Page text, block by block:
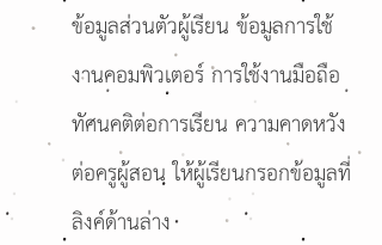
ข้อมูลส่วนตัวผู้เรียน ข้อมูลการใช้
งานคอมพิวเตอร์ การใช้งานมือถือ
ทัศนคติต่อการเรียน ความคาดหวัง
ต่อครูผู้สอน ให้ผู้เรียนกรอกข้อมูลที่
ลิงค์ด้านล่าง